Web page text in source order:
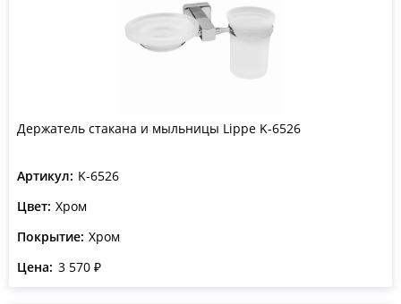
Держатель стакана и мыльницы Lippe K-6526
Артикул: K-6526
Цвет: Хром
Покрытие: Хром
Цена: 3 570 ₽